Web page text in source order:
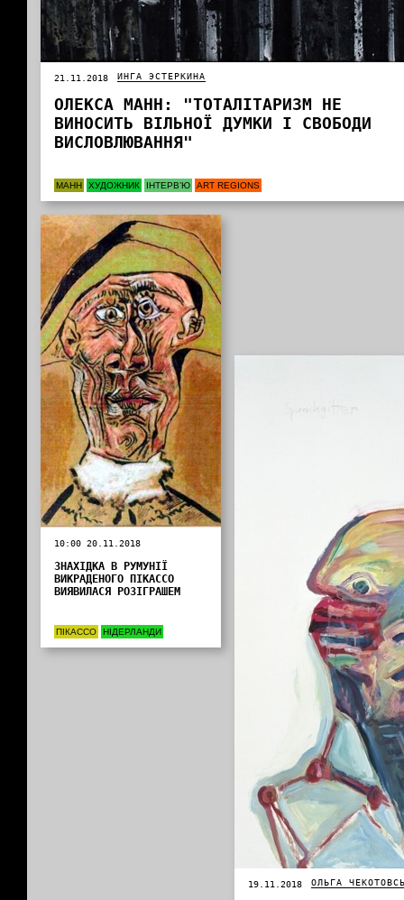
21.11.2018 ИНГА ЭСТЕРКИНА
ОЛЕКСА МАНН: "ТОТАЛІТАРИЗМ НЕ
ВИНОСИТЬ ВІЛЬНОЇ ДУМКИ І СВОБОДИ
ВИСЛОВЛЮВАННЯ"
МАНН ХУДОЖНИК ІНТЕРВ’Ю ART REGIONS
10:00 20.11.2018
ЗНАХІДКА В РУМУНІЇ
ВИКРАДЕНОГО ПІКАССО
ВИЯВИЛАСЯ РОЗІГРАШЕМ
ПІКАССО НІДЕРЛАНДИ
19.11.2018 ОЛЬГА